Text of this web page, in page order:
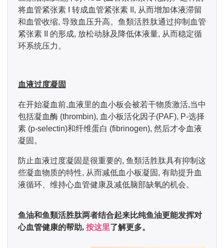
将血管紧张素 I 转成血管紧张素 II, 从而增加体液滞留
和血管收缩, 导致血压升高。 鱼類活胜肽通过抑制血管
紧张素 II 的形成, 放松动脉及降低体液量, 从而稳定循
环系统压力 。
血液过度凝固
在开始凝血前,血液里的血小板会被若干物质激活,当中
包括凝血酶 (thrombin), 血小板活化因子(PAF), P-选择
素 (p-selectin)和纤维蛋白 (fibrinogen), 然后才令血液
凝固。
防止血液过度凝固是很重要的, 鱼類活胜肽具有抑制这
些凝血物质的特性, 从而减低血小板凝固, 有助提升血
液循环、维持心血管健康及减低脑部缺氧的机会。
鱼油和鱼類活胜肽两者结合起来比纯鱼油更能发挥对
心血管健康的帮助, 按这里了解更多。